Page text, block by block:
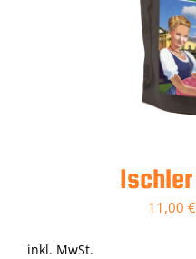
11,00 €
inkl. MwSt.